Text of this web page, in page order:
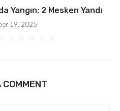
Yangın: 2 Mesken Yandı
19, 2025
COMMENT